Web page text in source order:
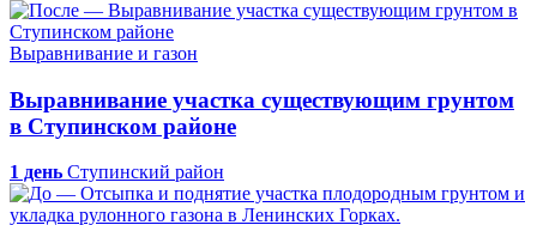
Выравнивание и газон
Выравнивание участка существующим грунтом
в Ступинском районе
1 день Ступинский район